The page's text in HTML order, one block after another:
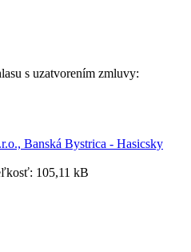
s uzatvorením zmluvy:
Banská Bystrica - Hasicsky
105,11 kB